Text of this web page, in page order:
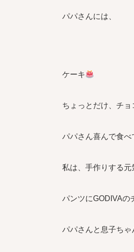
パパさんには、
ケーキ
ちょっとだけ、チ
パパさん喜んで食べ
私は、手作りする元
パンツにGODIVAの
パパさんと息子ち